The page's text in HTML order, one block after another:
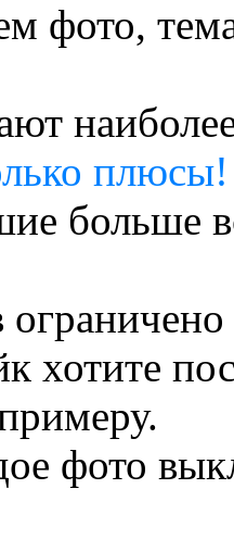
фото,
плюсы!
больше
хотите
фото